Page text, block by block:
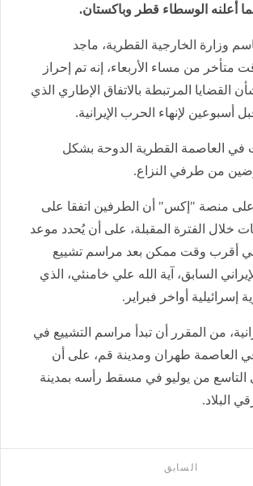
أعلنه الوسطاء قطر وباكستان.
وزارة الخارجية القطرية، ماجد
متأخر من مساء الأربعاء، إنه تم إحراز
القضايا المرتبطة بالاتفاق الإطاري الذي
أسبوعين لإنهاء الحرب الإيرانية.
في العاصمة القطرية الدوحة بشكل
من طرفي النزاع.
منصة "إكس" أن الطرفين اتفقا على
خلال الفترة المقبلة، على أن يُحدد موعد
في أقرب وقت ممكن بعد مراسم تشييع
السابق، آية الله علي خامنئي، الذي
إسرائيلية أواخر فبراير.
من المقرر أن تبدأ مراسم التشييع في
في العاصمة طهران ومدينة قم، على أن
من يوليو في مسقط رأسه بمدينة
البلاد.
السابق